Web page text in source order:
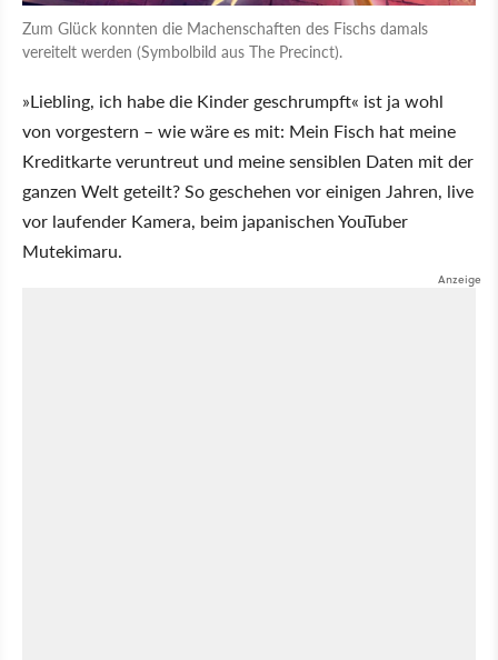
Zum Glück konnten die Machenschaften des Fischs damals
vereitelt werden (Symbolbild aus The Precinct).
»Liebling, ich habe die Kinder geschrumpft« ist ja wohl
von vorgestern – wie wäre es mit: Mein Fisch hat meine
Kreditkarte veruntreut und meine sensiblen Daten mit der
ganzen Welt geteilt? So geschehen vor einigen Jahren, live
vor laufender Kamera, beim japanischen YouTuber
Mutekimaru.